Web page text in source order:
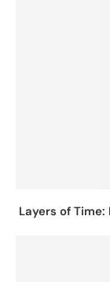
Layers of